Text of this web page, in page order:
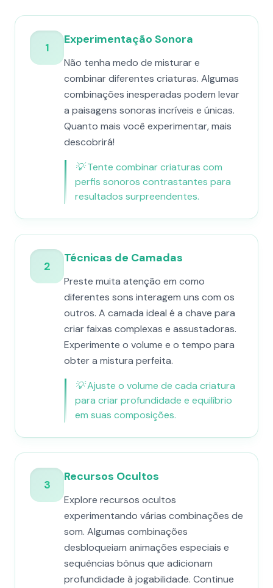
1
Experimentação Sonora
Não tenha medo de misturar e
combinar diferentes criaturas. Algumas
combinações inesperadas podem levar
a paisagens sonoras incríveis e únicas.
Quanto mais você experimentar, mais
descobrirá!
💡Tente combinar criaturas com
perfis sonoros contrastantes para
resultados surpreendentes.
2
Técnicas de Camadas
Preste muita atenção em como
diferentes sons interagem uns com os
outros. A camada ideal é a chave para
criar faixas complexas e assustadoras.
Experimente o volume e o tempo para
obter a mistura perfeita.
💡Ajuste o volume de cada criatura
para criar profundidade e equilíbrio
em suas composições.
3
Recursos Ocultos
Explore recursos ocultos
experimentando várias combinações de
som. Algumas combinações
desbloqueiam animações especiais e
sequências bônus que adicionam
profundidade à jogabilidade. Continue